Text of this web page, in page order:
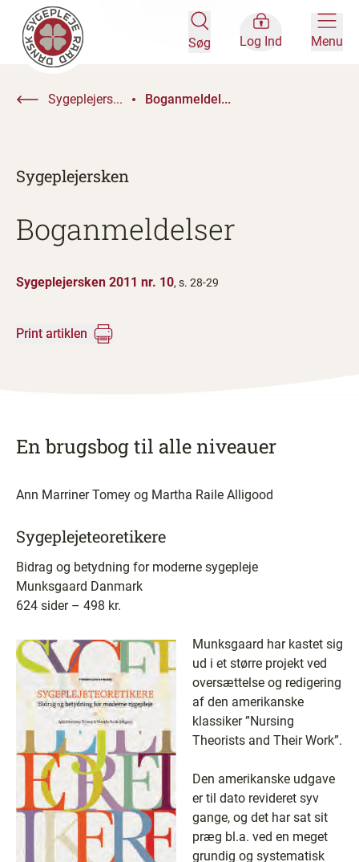
Søg Log Ind Menu
Sygeplejers... Boganmeldel...
Sygeplejersken
Boganmeldelser
Sygeplejersken 2011 nr. 10, s. 28-29
Print artiklen
En brugsbog til alle niveauer
Ann Marriner Tomey og Martha Raile Alligood
Sygeplejeteoretikere
Bidrag og betydning for moderne sygepleje
Munksgaard Danmark
624 sider – 498 kr.
Munksgaard har kastet sig
ud i et større projekt ved
oversættelse og redigering
af den amerikanske
klassiker ”Nursing
Theorists and Their Work”.
Den amerikanske udgave
er til dato revideret syv
gange, og det har sat sit
præg bl.a. ved en meget
grundig og systematisk